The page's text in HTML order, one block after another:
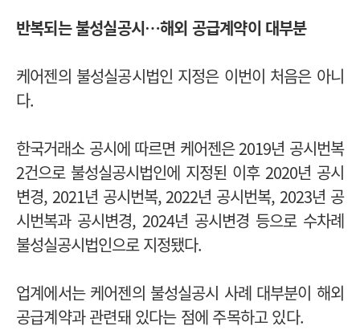
반복되는 불성실공시…해외 공급계약이 대부분
케어젠의 불성실공시법인 지정은 이번이 처음은 아니
다.
한국거래소 공시에 따르면 케어젠은 2019년 공시번복
2건으로 불성실공시법인에 지정된 이후 2020년 공시
변경, 2021년 공시번복, 2022년 공시번복, 2023년 공
시번복과 공시변경, 2024년 공시변경 등으로 수차례
불성실공시법인으로 지정됐다.
업계에서는 케어젠의 불성실공시 사례 대부분이 해외
공급계약과 관련돼 있다는 점에 주목하고 있다.